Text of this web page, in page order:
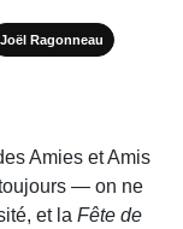
Joël Ragonneau
Amies et Amis
— on ne
et la Fête de